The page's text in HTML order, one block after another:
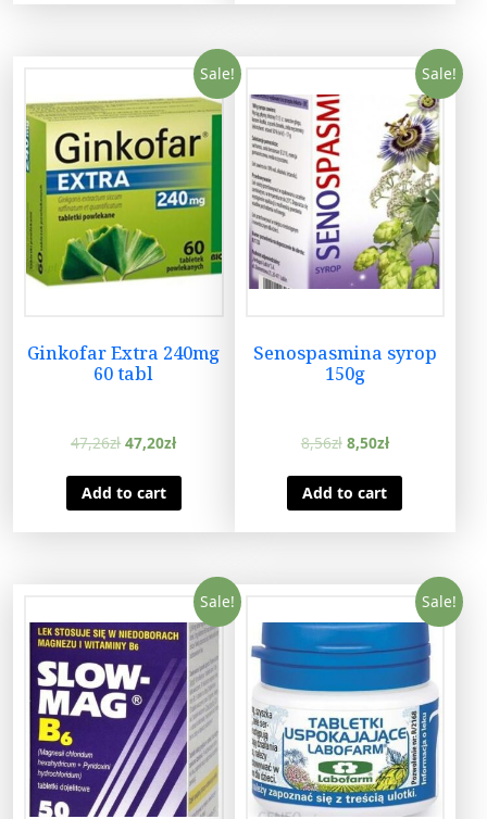
Sale!
Ginkofar Extra 240mg
60 tabl
47,26zł 47,20zł
Add to cart
Sale!
Senospasmina syrop
150g
8,56zł 8,50zł
Add to cart
Sale! Sale!